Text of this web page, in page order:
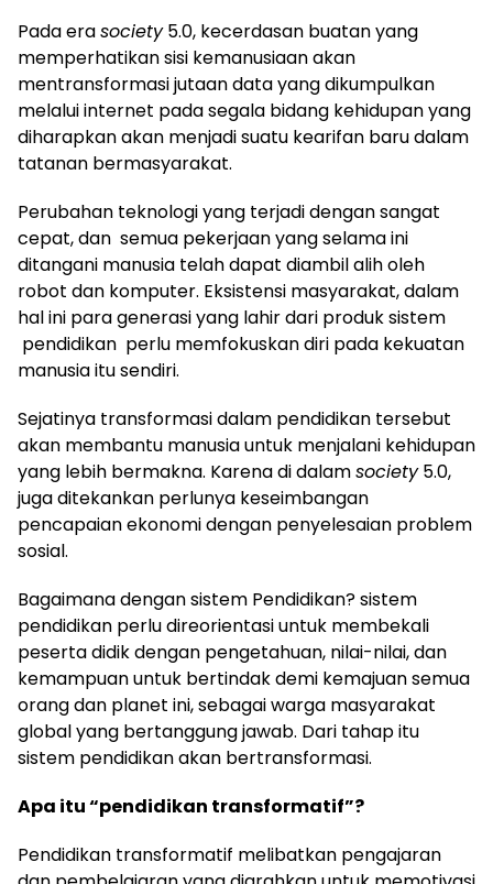
Pada erasociety5.0, kecerdasan buatan yang
memperhatikan sisi kemanusiaan akan
mentransformasi jutaan data yang dikumpulkan
melalui internet pada segala bidang kehidupan yang
diharapkan akan menjadi suatu kearifan baru dalam
tatanan bermasyarakat.
Perubahan teknologi yang terjadi dengan sangat
cepat, dan semua pekerjaan yang selama ini
ditangani manusia telah dapat diambil alih oleh
robot dan komputer. Eksistensi masyarakat, dalam
hal ini para generasi yang lahir dari produk sistem
pendidikan perlu memfokuskan diri pada kekuatan
manusia itu sendiri.
Sejatinya transformasi dalam pendidikan tersebut
akan membantu manusia untuk menjalani kehidupan
yang lebih bermakna. Karena di dalamsociety5.0,
juga ditekankan perlunya keseimbangan
pencapaian ekonomi dengan penyelesaian problem
sosial.
Bagaimana dengan sistem Pendidikan? sistem
pendidikan perlu direorientasi untuk membekali
peserta didik dengan pengetahuan, nilai-nilai, dan
kemampuan untuk bertindak demi kemajuan semua
orang dan planet ini, sebagai warga masyarakat
global yang bertanggung jawab. Dari tahap itu
sistem pendidikan akan bertransformasi.
Apa itu “pendidikan transformatif”?
Pendidikan transformatif melibatkan pengajaran